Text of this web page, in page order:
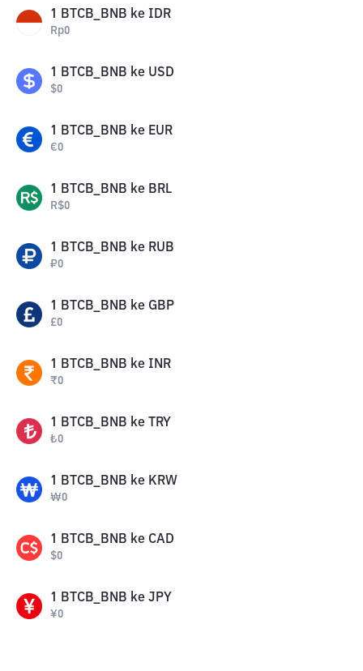
1 BTCB_BNB ke IDR
Rp0
1 BTCB_BNB ke USD
$0
1 BTCB_BNB ke EUR
€0
1 BTCB_BNB ke BRL
R$0
1 BTCB_BNB ke RUB
₽0
1 BTCB_BNB ke GBP
£0
1 BTCB_BNB ke INR
₹0
1 BTCB_BNB ke TRY
₺0
1 BTCB_BNB ke KRW
₩0
1 BTCB_BNB ke CAD
$0
1 BTCB_BNB ke JPY
¥0